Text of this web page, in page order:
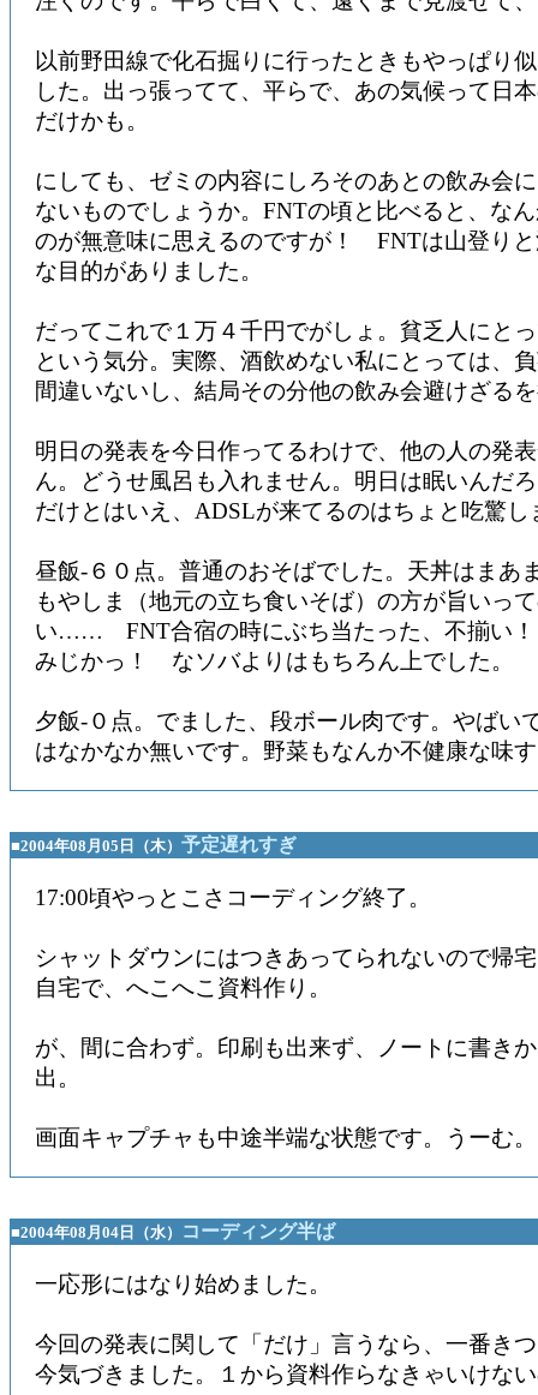
以前野田線で化石掘りに行ったときもやっぱり
した。出っ張ってて、平らで、あの気候って日
だけかも。
にしても、ゼミの内容にしろそのあとの飲み会
ないものでしょうか。FNTの頃と比べると、な
のが無意味に思えるのですが！ FNTは山登り
な目的がありました。
だってこれで１万４千円でがしょ。貧乏人にと
という気分。実際、酒飲めない私にとっては、
間違いないし、結局その分他の飲み会避けざる
明日の発表を今日作ってるわけで、他の人の発
ん。どうせ風呂も入れません。明日は眠いんだ
だけとはいえ、ADSLが来てるのはちょと吃驚し
昼飯-６０点。普通のおそばでした。天丼はまあ
もやしま（地元の立ち食いそば）の方が旨いっ
い…… FNT合宿の時にぶち当たった、不揃
みじかっ！ なソバよりはもちろん上でした。
夕飯-０点。でました、段ボール肉です。やばい
はなかなか無いです。野菜もなんか不健康な味
■2004年08月05日（木） 予定遅れすぎ
17:00頃やっとこさコーディング終了。
シャットダウンにはつきあってられないので帰
自宅で、へこへこ資料作り。
が、間に合わず。印刷も出来ず、ノートに書き
出。
画面キャプチャも中途半端な状態です。うーむ。
■2004年08月04日（水） コーディング半ば
一応形にはなり始めました。
今回の発表に関して「だけ」言うなら、一番き
今気づきました。１から資料作らなきゃいけな